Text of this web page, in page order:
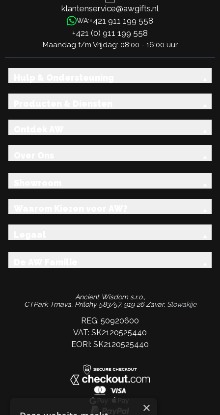
klantenservice@awgifts.nl
WA:+421 911 199 558
+421 (0) 911 199 558
Maandag t/m Vrijdag: 08:00 - 16:00 uur
Ancient Wisdom s.r.o.,
CTPark Trnava, Prílohy 583/57, 919 26 Zavar, Slowakije
REG: 50920600
VAT: SK2120525440
EORI: SK2120525440
×